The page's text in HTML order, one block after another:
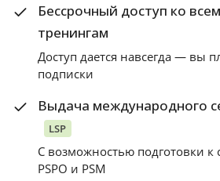
Бессрочный доступ ко
тренингам
Доступ дается навсегда — вы
подписки
Выдача международного
LSP
С возможностью подготовки к
PSPO и PSM